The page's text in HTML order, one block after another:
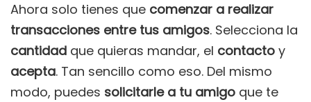
Ahora solo tienes que comenzar a realizar
transacciones entre tus amigos. Selecciona la
cantidad que quieras mandar, el contacto y
acepta. Tan sencillo como eso. Del mismo
modo, puedes solicitarle a tu amigo que te